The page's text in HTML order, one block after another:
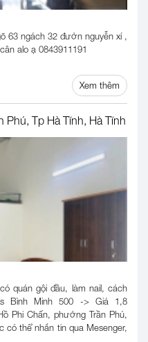
63 ngách 32 đườn nguyễn xí ,
alo ạ 0843911191
Xem thêm
Phú, Tp Hà Tĩnh, Hà Tĩnh
quán gội đầu, làm nail, cách
Bình Minh 500 -> Giá 1,8
Phi Chấn, phường Trần Phú,
có thể nhắn tin qua Mesenger,